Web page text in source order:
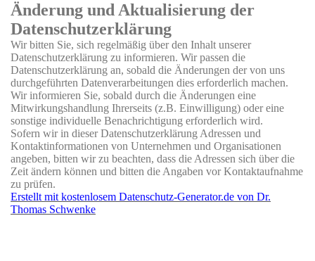
Änderung und Aktualisierung der
Datenschutzerklärung
Wir bitten Sie, sich regelmäßig über den Inhalt unserer
Datenschutzerklärung zu informieren. Wir passen die
Datenschutzerklärung an, sobald die Änderungen der von uns
durchgeführten Datenverarbeitungen dies erforderlich machen.
Wir informieren Sie, sobald durch die Änderungen eine
Mitwirkungshandlung Ihrerseits (z.B. Einwilligung) oder eine
sonstige individuelle Benachrichtigung erforderlich wird.
Sofern wir in dieser Datenschutzerklärung Adressen und
Kontaktinformationen von Unternehmen und Organisationen
angeben, bitten wir zu beachten, dass die Adressen sich über die
Zeit ändern können und bitten die Angaben vor Kontaktaufnahme
zu prüfen.
Erstellt mit kostenlosem Datenschutz-Generator.de von Dr.
Thomas Schwenke